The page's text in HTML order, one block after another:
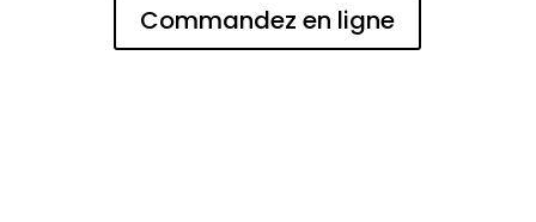
Commandez en ligne